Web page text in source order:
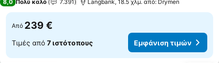
8,0 Πολύ καλό 7.391 Langbank, 18.5 χλμ. από: Drymen
Από 239 €
Τιμές από 7 ιστότοπους Εμφάνιση τιμών